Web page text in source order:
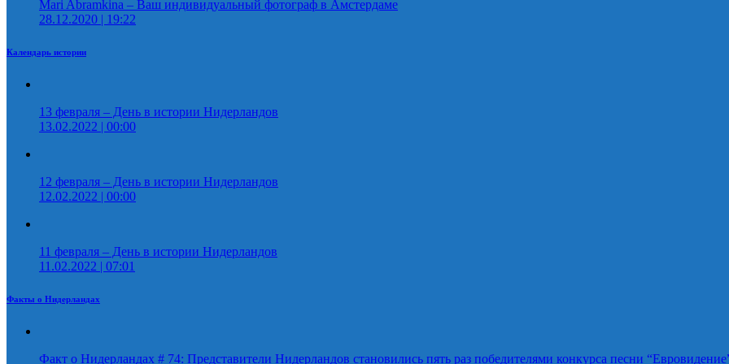
Mari Abramkina – Ваш индивидуальный фотограф в Амстердаме
28.12.2020 | 19:22
Календарь истории
13 февраля – День в истории Нидерландов
13.02.2022 | 00:00
12 февраля – День в истории Нидерландов
12.02.2022 | 00:00
11 февраля – День в истории Нидерландов
11.02.2022 | 07:01
Факты о Нидерландах
Факт о Нидерландах # 74: Представители Нидерландов становились пять раз победителями конкурса песни